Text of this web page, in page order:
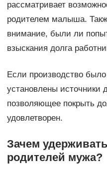
рассматривает
родителем малыша.
внимание, были ли
взыскания долга
Если производство
установлены источники
позволяющее покрыть
удовлетворен.
Зачем
родителей мужа?